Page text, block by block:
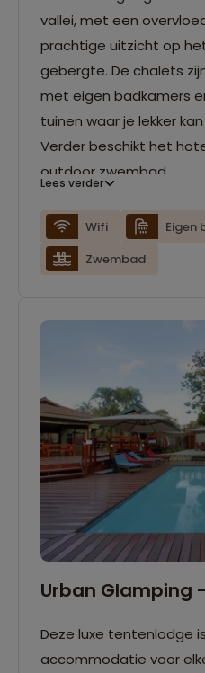
vallei, met een
prachtige uitzicht op
gebergte. De chalets
met eigen badkamers
tuinen waar je lekker
Verder beschikt het
outdoor zwembad.
Lees verder
Wifi
Eigen
Zwembad
Urban Glamping
Deze luxe tentenlodge
accommodatie voor